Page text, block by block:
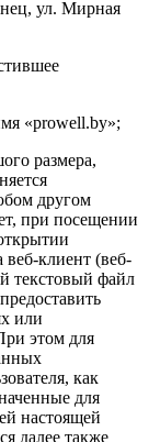
ул. Мирная
«prowell.by»;
размера,
другом
при посещении
веб-клиент (веб-
текстовый файл
или
этом для
как
для
настоящей
далее также